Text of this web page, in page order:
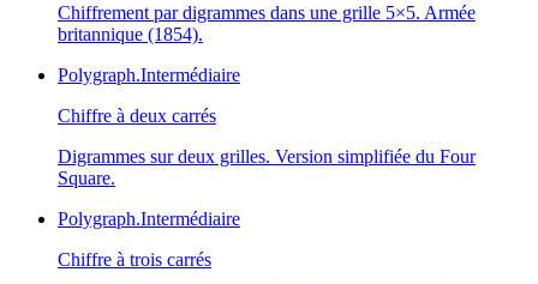
Chiffrement par digrammes dans une grille 5×5. Armée
britannique (1854).
Polygraph.Intermédiaire
Chiffre à deux carrés
Digrammes sur deux grilles. Version simplifiée du Four
Square.
Polygraph.Intermédiaire
Chiffre à trois carrés